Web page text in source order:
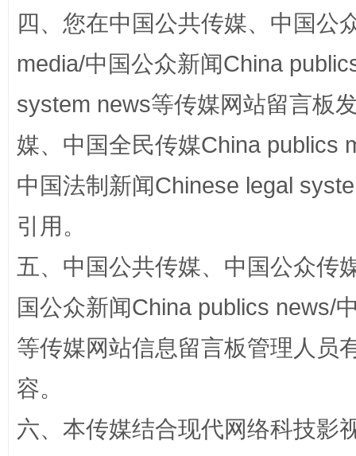
漫山遍野的桃花与雪山、麦地、白藏房 除
网上购药对药下症？
四、您在中国公共传媒、中国公
media/中国公众新闻China
system news等传媒网站留言板
媒、中国全民传媒China publics
中国法制新闻Chinese legal
引用。
五、中国公共传媒、中国公众传
国公众新闻China publics news/
等传媒网站信息留言板管理人员
容。
六、本传媒结合现代网络科技影